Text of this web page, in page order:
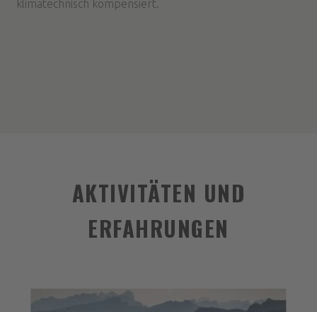
klimatechnisch kompensiert.
AKTIVITÄTEN UND
ERFAHRUNGEN